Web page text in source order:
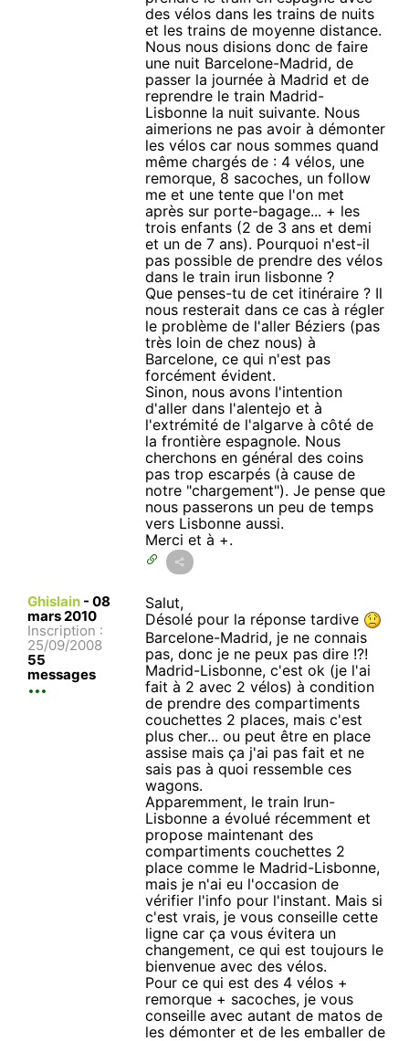
des vélos dans les trains de nuits
et les trains de moyenne distance.
Nous nous disions donc de faire
une nuit Barcelone-Madrid, de
passer la journée à Madrid et de
reprendre le train Madrid-
Lisbonne la nuit suivante. Nous
aimerions ne pas avoir à démonter
les vélos car nous sommes quand
même chargés de : 4 vélos, une
remorque, 8 sacoches, un follow
me et une tente que l'on met
après sur porte-bagage... + les
trois enfants (2 de 3 ans et demi
et un de 7 ans). Pourquoi n'est-il
pas possible de prendre des vélos
dans le train irun lisbonne ?
Que penses-tu de cet itinéraire ? Il
nous resterait dans ce cas à régler
le problème de l'aller Béziers (pas
très loin de chez nous) à
Barcelone, ce qui n'est pas
forcément évident.
Sinon, nous avons l'intention
d'aller dans l'alentejo et à
l'extrémité de l'algarve à côté de
la frontière espagnole. Nous
cherchons en général des coins
pas trop escarpés (à cause de
notre "chargement"). Je pense que
nous passerons un peu de temps
vers Lisbonne aussi.
Merci et à +.
Ghislain - 08
mars 2010
Inscription :
25/09/2008
55
messages
Salut,
Désolé pour la réponse tardive
Barcelone-Madrid, je ne connais
pas, donc je ne peux pas dire !?!
Madrid-Lisbonne, c'est ok (je l'ai
fait à 2 avec 2 vélos) à condition
de prendre des compartiments
couchettes 2 places, mais c'est
plus cher... ou peut être en place
assise mais ça j'ai pas fait et ne
sais pas à quoi ressemble ces
wagons.
Apparemment, le train Irun-
Lisbonne a évolué récemment et
propose maintenant des
compartiments couchettes 2
place comme le Madrid-Lisbonne,
mais je n'ai eu l'occasion de
vérifier l'info pour l'instant. Mais si
c'est vrais, je vous conseille cette
ligne car ça vous évitera un
changement, ce qui est toujours le
bienvenue avec des vélos.
Pour ce qui est des 4 vélos +
remorque + sacoches, je vous
conseille avec autant de matos de
les démonter et de les emballer de